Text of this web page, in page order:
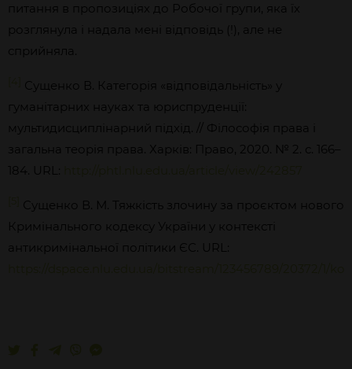
питання в пропозиціях до Робочої групи, яка їх
розглянула і надала мені відповідь (!), але не
сприйняла.
Сущенко В. Категорія «відповідальність» у
гуманітарних науках та юриспруденції:
мультидисциплінарний підхід. // Філософія права і
загальна теорія права. Харків: Право, 2020. № 2. с. 166–
184. URL:
Сущенко В. М. Тяжкість злочину за проєктом нового
Кримінального кодексу України у контексті
антикримінальної політики ЄС. URL: